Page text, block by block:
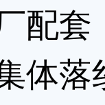
配
体